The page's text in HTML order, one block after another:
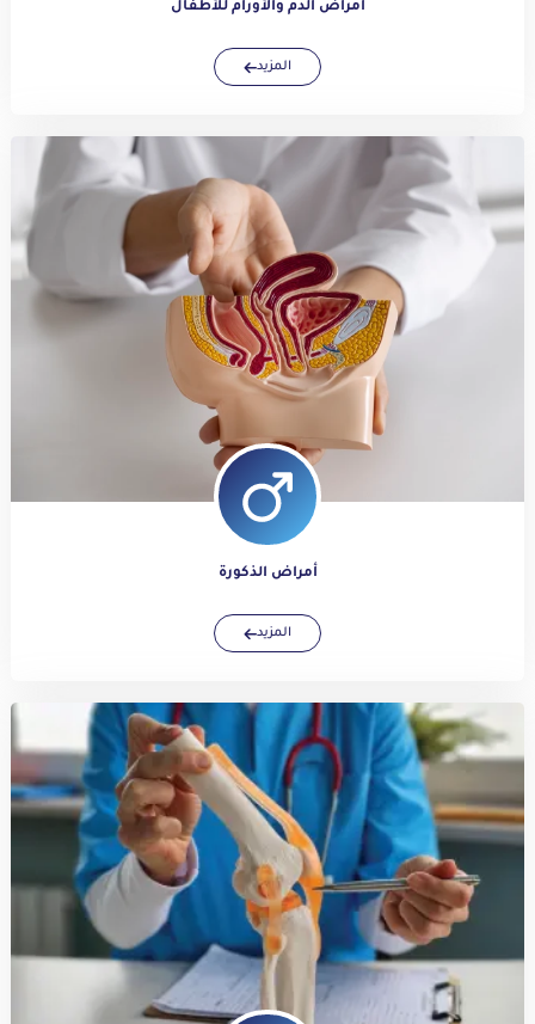
أمراض الدم والأورام للأطفال
المزيد
أمراض الذكورة
المزيد